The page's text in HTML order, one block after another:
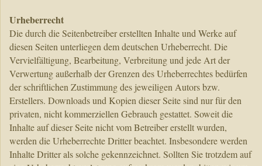
Urheberrecht
Die durch die Seitenbetreiber erstellten Inhalte und Werke auf
diesen Seiten unterliegen dem deutschen Urheberrecht. Die
Vervielfältigung, Bearbeitung, Verbreitung und jede Art der
Verwertung außerhalb der Grenzen des Urheberrechtes bedürfen
der schriftlichen Zustimmung des jeweiligen Autors bzw.
Erstellers. Downloads und Kopien dieser Seite sind nur für den
privaten, nicht kommerziellen Gebrauch gestattet. Soweit die
Inhalte auf dieser Seite nicht vom Betreiber erstellt wurden,
werden die Urheberrechte Dritter beachtet. Insbesondere werden
Inhalte Dritter als solche gekennzeichnet. Sollten Sie trotzdem auf